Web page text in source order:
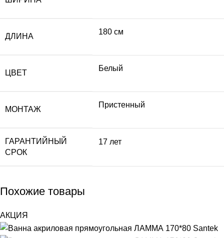
ДЛИНА
180 см
ЦВЕТ
Белый
МОНТАЖ
Пристенный
ГАРАНТИЙНЫЙ
СРОК
17 лет
Похожие товары
АКЦИЯ